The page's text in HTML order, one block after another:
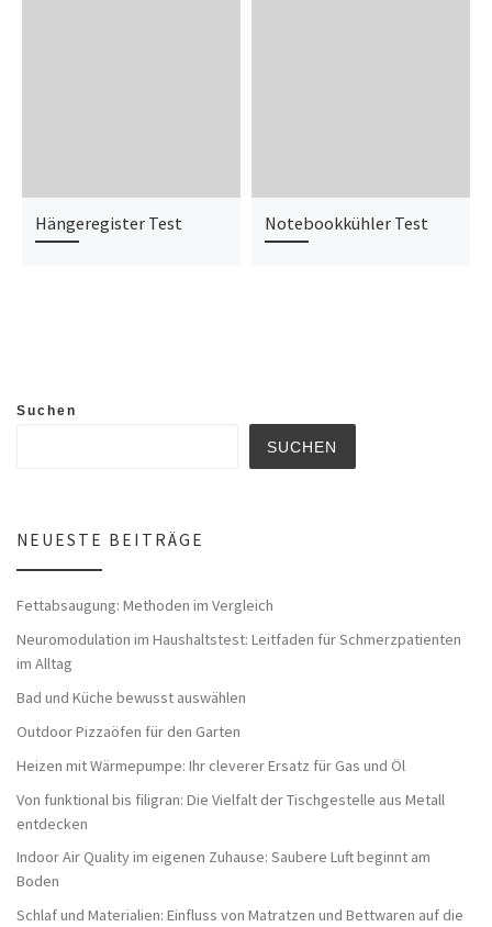
Hängeregister Test Notebookkühler Test
Suchen
SUCHEN
NEUESTE BEITRÄGE
Fettabsaugung: Methoden im Vergleich
Neuromodulation im Haushaltstest: Leitfaden für Schmerzpatienten
im Alltag
Bad und Küche bewusst auswählen
Outdoor Pizzaöfen für den Garten
Heizen mit Wärmepumpe: Ihr cleverer Ersatz für Gas und Öl
Von funktional bis filigran: Die Vielfalt der Tischgestelle aus Metall
entdecken
Indoor Air Quality im eigenen Zuhause: Saubere Luft beginnt am
Boden
Schlaf und Materialien: Einfluss von Matratzen und Bettwaren auf die